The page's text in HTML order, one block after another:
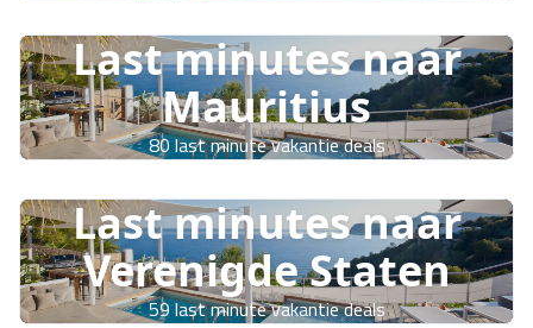
Last minutes naar
Mauritius
80 last minute vakantie deals
Last minutes naar
Verenigde Staten
59 last minute vakantie deals